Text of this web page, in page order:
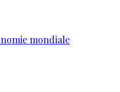
mondiale